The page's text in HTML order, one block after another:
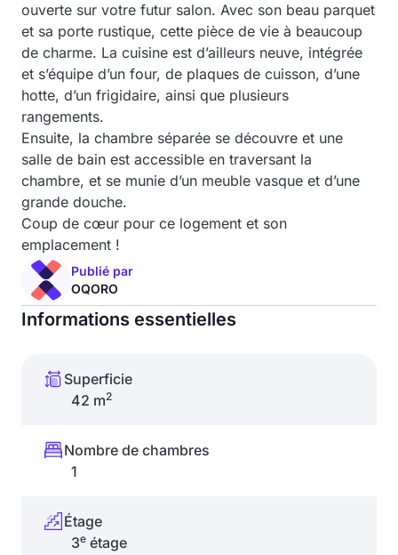
ouverte sur votre futur salon. Avec son beau parquet
et sa porte rustique, cette pièce de vie à beaucoup
de charme. La cuisine est d’ailleurs neuve, intégrée
et s’équipe d’un four, de plaques de cuisson, d’une
hotte, d’un frigidaire, ainsi que plusieurs
rangements.
Ensuite, la chambre séparée se découvre et une
salle de bain est accessible en traversant la
chambre, et se munie d’un meuble vasque et d’une
grande douche.
Coup de cœur pour ce logement et son
emplacement !
Publié par
OQORO
Informations essentielles
Superficie
42 m2
Nombre de chambres
1
Étage
3e étage